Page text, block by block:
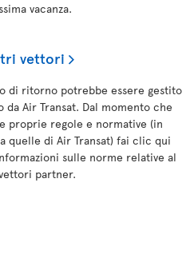
vacanza.
vettori
di ritorno potrebbe essere gestito
da Air Transat. Dal momento che
proprie regole e normative (in
quelle di Air Transat) fai clic qui
sulle norme relative al
partner.